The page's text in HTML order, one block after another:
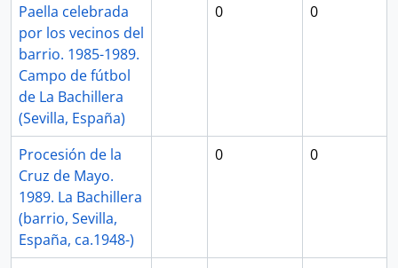
Paella celebrada
por los vecinos del
barrio. 1985-1989.
Campo de fútbol
de La Bachillera
(Sevilla, España)
0 0
Procesión de la
Cruz de Mayo.
1989. La Bachillera
(barrio, Sevilla,
España, ca.1948-)
0 0